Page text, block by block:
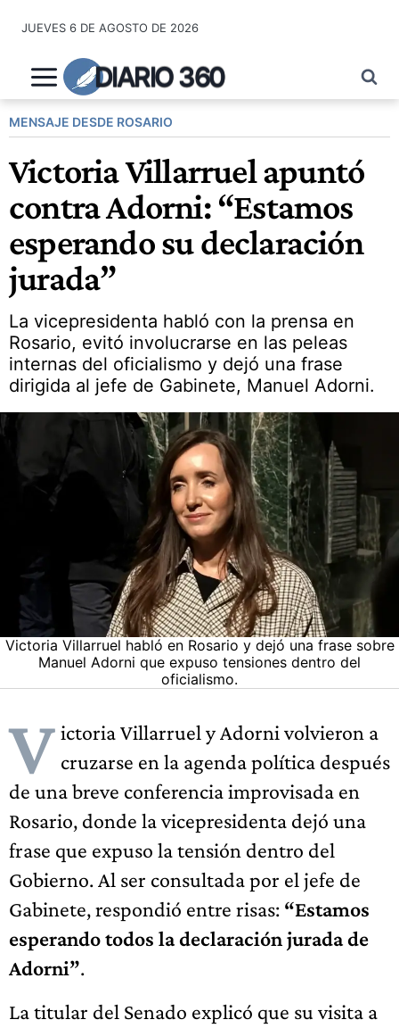
contenido
JUEVES 6 DE AGOSTO DE 2026
DIARIO 360
MENSAJE DESDE ROSARIO
Victoria Villarruel apuntó
contra Adorni: “Estamos
esperando su declaración
jurada”
La vicepresidenta habló con la prensa en
Rosario, evitó involucrarse en las peleas
internas del oficialismo y dejó una frase
dirigida al jefe de Gabinete, Manuel Adorni.
Victoria Villarruel habló en Rosario y dejó una frase sobre
Manuel Adorni que expuso tensiones dentro del
oficialismo.
V ictoria Villarruel y Adorni volvieron a
cruzarse en la agenda política después
de una breve conferencia improvisada en
Rosario, donde la vicepresidenta dejó una
frase que expuso la tensión dentro del
Gobierno. Al ser consultada por el jefe de
Gabinete, respondió entre risas: “Estamos
esperando todos la declaración jurada de
Adorni”.
La titular del Senado explicó que su visita a